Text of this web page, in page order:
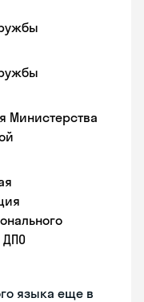
Министерства
ДПО
языка еще в